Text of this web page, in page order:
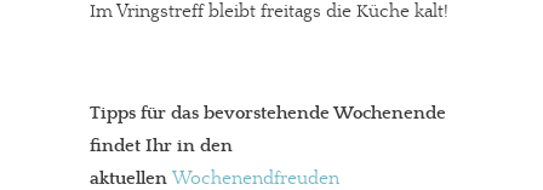
Im Vringstreff bleibt freitags die Küche kalt!
Tipps für das bevorstehende Wochenende
findet Ihr in den
aktuellen Wochenendfreuden